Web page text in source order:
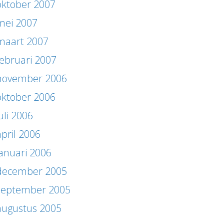
2007
2007
2007
2007
2006
2006
2006
2006
2006
2005
2005
2005